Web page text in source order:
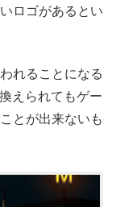
ロゴがあるとい
れることになる
えられてもゲー
とが出来ないも